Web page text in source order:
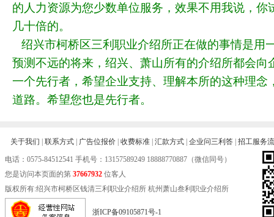
的人力资源为您少数单位服务，效果不用我说，
几十倍的。
绍兴市柯桥区三利职业介绍所正在做的事情是用
预测不远的将来，绍兴、萧山所有的介绍所都会
一个先行者，希望企业支持、理解本所的这种理
道路。希望您也是先行者。
关于我们 联系方式 广告位报价 收费标准 汇款方式 企业问三利答 招工服务
电话： 0575-84512541 手机号：13157589249 18888770887（微信同号）
您是访问本页面的第 37667932 位客人
版权所有:绍兴市柯桥区钱清三利职业介绍所 杭州萧山叁利职业介绍所
浙ICP备09105871号-1